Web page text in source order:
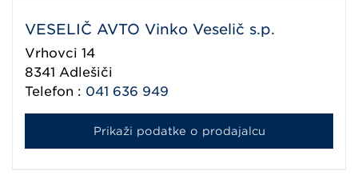
VESELIČ AVTO Vinko Veselič s.p.
Vrhovci 14
8341 Adlešiči
Telefon : 041 636 949
Prikaži podatke o prodajalcu